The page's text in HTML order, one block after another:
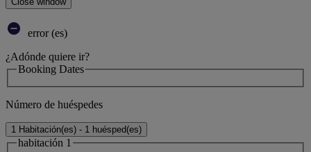
error (es)
¿Adónde quiere ir?
Booking Dates
Número de huéspedes
1 Habitación(es) - 1 huésped(es)
habitación 1